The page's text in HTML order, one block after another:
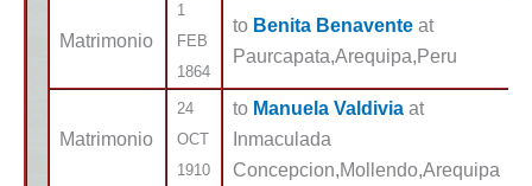
Matrimonio
1
FEB
1864
to Benita Benavente at
Paurcapata,Arequipa,Peru
Matrimonio
24
OCT
1910
to Manuela Valdivia at
Inmaculada
Concepcion,Mollendo,Arequipa